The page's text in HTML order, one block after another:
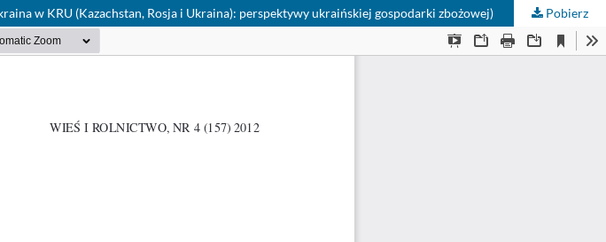
w KRU (Kazachstan, Rosja i Ukraina): perspektywy ukraińskiej gospodarki zbożowej) Pobierz